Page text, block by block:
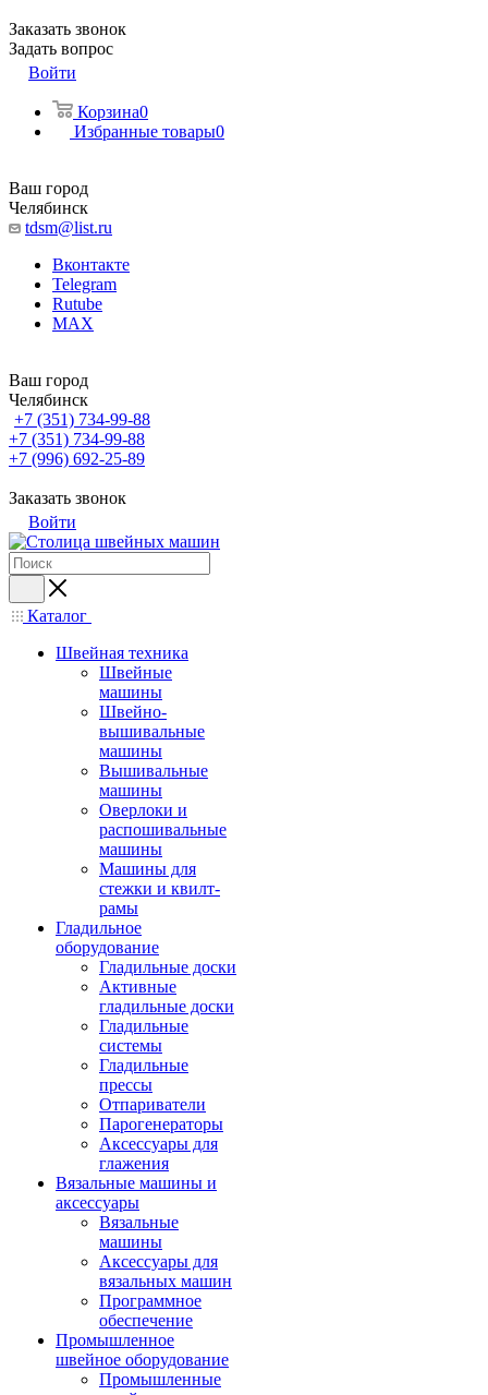
Заказать звонок
Задать вопрос
Войти
Корзина0
Избранные товары0
Ваш город
Челябинск
tdsm@list.ru
Вконтакте
Telegram
Rutube
MAX
Ваш город
Челябинск
+7 (351) 734-99-88
+7 (351) 734-99-88
+7 (996) 692-25-89
Заказать звонок
Войти
Каталог
Швейная техника
Швейные
машины
Швейно-
вышивальные
машины
Вышивальные
машины
Оверлоки и
распошивальные
машины
Машины для
стежки и квилт-
рамы
Гладильное
оборудование
Гладильные доски
Активные
гладильные доски
Гладильные
системы
Гладильные
прессы
Отпариватели
Парогенераторы
Аксессуары для
глажения
Вязальные машины и
аксессуары
Вязальные
машины
Аксессуары для
вязальных машин
Программное
обеспечение
Промышленное
швейное оборудование
Промышленные